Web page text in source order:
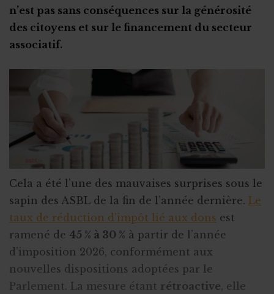
n’est pas sans conséquences sur la générosité
des citoyens et sur le financement du secteur
associatif.
Cela a été l’une des mauvaises surprises sous le
sapin des ASBL de la fin de l’année dernière. Le
taux de réduction d’impôt lié aux dons est
ramené de 45 % à 30 % à partir de l’année
d’imposition 2026, conformément aux
nouvelles dispositions adoptées par le
Parlement. La mesure étant rétroactive, elle